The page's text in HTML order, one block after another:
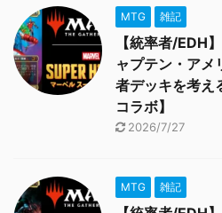
MTG 雑記
【統率者/EDH
ャプテン・アメ
者デッキを考え
コラボ】
2026/7/27
MTG 雑記